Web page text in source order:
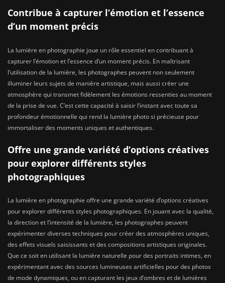
Contribue à capturer l’émotion et l’essence
d’un moment précis
La lumière en photographie joue un rôle essentiel en contribuant à
capturer l’émotion et l’essence d’un moment précis. En maîtrisant
l’utilisation de la lumière, les photographes peuvent non seulement
illuminer leurs sujets de manière artistique, mais aussi créer une
atmosphère qui transmet fidèlement les émotions ressenties au moment
de la prise de vue. C’est cette capacité à saisir l’instant avec toute sa
profondeur émotionnelle qui rend la lumière photo si précieuse pour
immortaliser des moments uniques et authentiques.
Offre une grande variété d’options créatives
pour explorer différents styles
photographiques
La lumière en photographie offre une grande variété d’options créatives
pour explorer différents styles photographiques. En jouant avec la qualité,
la direction et l’intensité de la lumière, les photographes peuvent
expérimenter diverses techniques pour créer des atmosphères uniques,
des effets visuels saisissants et des compositions artistiques originales.
Que ce soit en utilisant la lumière naturelle pour des portraits intimes, en
expérimentant avec des sources lumineuses artificielles pour des photos
de mode dynamiques, ou en capturant les jeux d’ombres et de lumières